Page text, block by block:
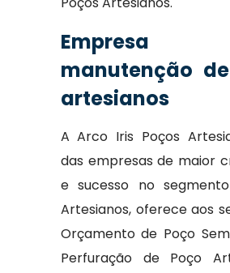
manutenção
artesianos
A Arco Iris Poços
das empresas de maior
e sucesso no
Artesianos, oferece aos
Orçamento de Poço
Perfuração de Poço